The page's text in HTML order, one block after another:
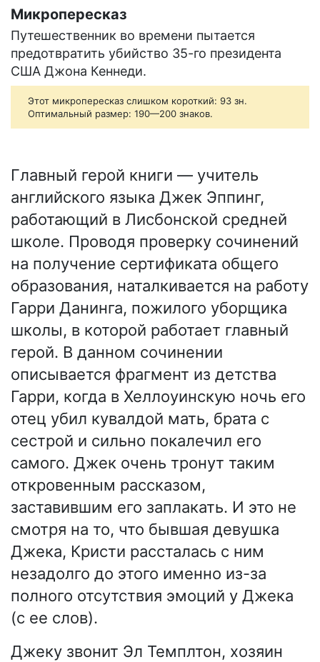
Микропересказ
Путешественник во времени пытается
предотвратить убийство 35-го президента
США Джона Кеннеди.
Этот микропересказ слишком короткий: 93 зн.
Оптимальный размер: 190—200 знаков.
Главный герой книги — учитель
английского языка Джек Эппинг,
работающий в Лисбонской средней
школе. Проводя проверку сочинений
на получение сертификата общего
образования, наталкивается на работу
Гарри Данинга, пожилого уборщика
школы, в которой работает главный
герой. В данном сочинении
описывается фрагмент из детства
Гарри, когда в Хеллоуинскую ночь его
отец убил кувалдой мать, брата с
сестрой и сильно покалечил его
самого. Джек очень тронут таким
откровенным рассказом,
заставившим его заплакать. И это не
смотря на то, что бывшая девушка
Джека, Кристи рассталась с ним
незадолго до этого именно из-за
полного отсутствия эмоций у Джека
(с ее слов).
Джеку звонит Эл Темплтон, хозяин